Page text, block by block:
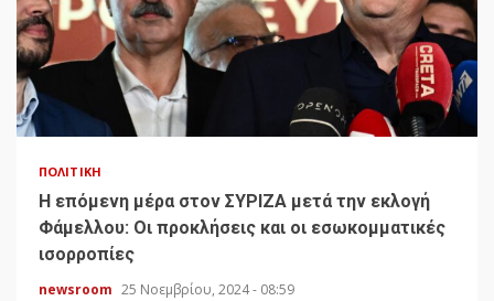
ΠΟΛΙΤΙΚΉ
H επόμενη μέρα στον ΣΥΡΙΖΑ μετά την εκλογή
Φάμελλου: Οι προκλήσεις και οι εσωκομματικές
ισορροπίες
newsroom 25 Νοεμβρίου, 2024 - 08:59